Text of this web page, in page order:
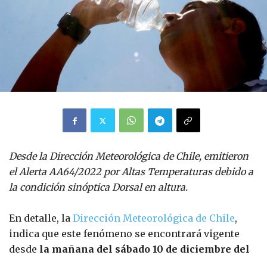
Desde la Dirección Meteorológica de Chile, emitieron
el Alerta AA64/2022 por Altas Temperaturas debido a
la condición sinóptica Dorsal en altura.
En detalle, la Dirección Meteorológica de Chile,
indica que este fenómeno se encontrará vigente
desde la mañana del sábado 10 de diciembre del